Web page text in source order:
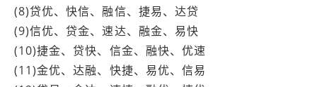
(8)贷优、快信、融信、捷易、达贷
(9)信优、贷金、速达、融金、易快
(10)捷金、贷快、信金、融快、优速
(11)金优、达融、快捷、易优、信易